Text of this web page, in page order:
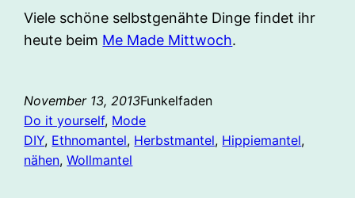
Viele schöne selbstgenähte Dinge findet ihr
heute beim Me Made Mittwoch.
November 13, 2013Funkelfaden
Do it yourself, Mode
DIY, Ethnomantel, Herbstmantel, Hippiemantel
nähen, Wollmantel